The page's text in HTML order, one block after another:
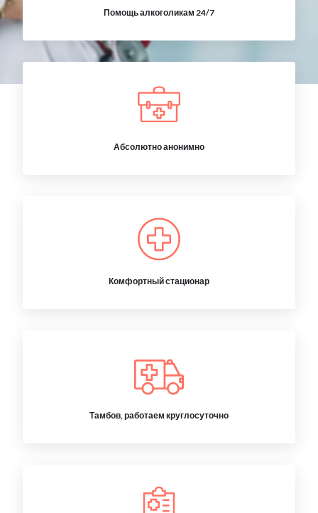
Помощь алкоголикам 24/7
Абсолютно анонимно
Комфортный стационар
Тамбов, работаем круглосуточно